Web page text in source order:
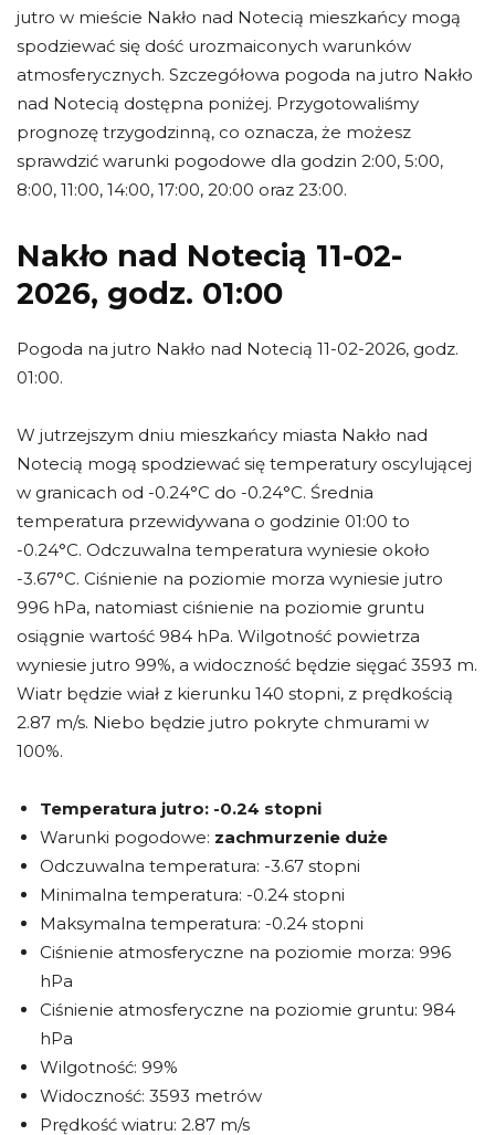
jutro w mieście Nakło nad Notecią mieszkańcy mogą
spodziewać się dość urozmaiconych warunków
atmosferycznych. Szczegółowa pogoda na jutro Nakło
nad Notecią dostępna poniżej. Przygotowaliśmy
prognozę trzygodzinną, co oznacza, że możesz
sprawdzić warunki pogodowe dla godzin 2:00, 5:00,
8:00, 11:00, 14:00, 17:00, 20:00 oraz 23:00.
Nakło nad Notecią 11-02-
2026, godz. 01:00
Pogoda na jutro Nakło nad Notecią 11-02-2026, godz.
01:00.
W jutrzejszym dniu mieszkańcy miasta Nakło nad
Notecią mogą spodziewać się temperatury oscylującej
w granicach od -0.24°C do -0.24°C. Średnia
temperatura przewidywana o godzinie 01:00 to
-0.24°C. Odczuwalna temperatura wyniesie około
-3.67°C. Ciśnienie na poziomie morza wyniesie jutro
996 hPa, natomiast ciśnienie na poziomie gruntu
osiągnie wartość 984 hPa. Wilgotność powietrza
wyniesie jutro 99%, a widoczność będzie sięgać 3593 m.
Wiatr będzie wiał z kierunku 140 stopni, z prędkością
2.87 m/s. Niebo będzie jutro pokryte chmurami w
100%.
Temperatura jutro: -0.24 stopni
Warunki pogodowe: zachmurzenie duże
Odczuwalna temperatura: -3.67 stopni
Minimalna temperatura: -0.24 stopni
Maksymalna temperatura: -0.24 stopni
Ciśnienie atmosferyczne na poziomie morza: 996
hPa
Ciśnienie atmosferyczne na poziomie gruntu: 984
hPa
Wilgotność: 99%
Widoczność: 3593 metrów
Prędkość wiatru: 2.87 m/s